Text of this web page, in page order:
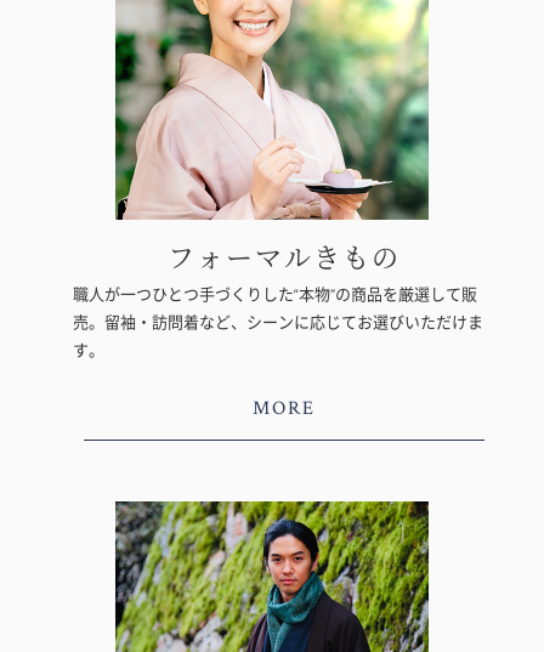
フォーマルきもの
職人が一つひとつ手づくりした“本物”の商品を厳選して販
売。留袖・訪問着など、シーンに応じてお選びいただけま
す。
MORE